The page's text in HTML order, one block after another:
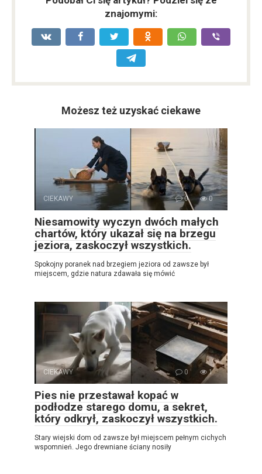
znajomymi:
Możesz też uzyskać ciekawe
CIEKAWY 0 0
Niesamowity wyczyn dwóch małych
chartów, który ukazał się na brzegu
jeziora, zaskoczył wszystkich.
Spokojny poranek nad brzegiem jeziora od zawsze był
miejscem, gdzie natura zdawała się mówić
CIEKAWY 0 1
Pies nie przestawał kopać w
podłodze starego domu, a sekret,
który odkrył, zaskoczył wszystkich.
Stary wiejski dom od zawsze był miejscem pełnym cichych
wspomnień. Jego drewniane ściany nosiły